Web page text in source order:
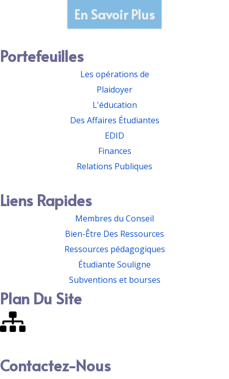
En Savoir Plus
Portefeuilles
Les opérations de
Plaidoyer
L'éducation
Des Affaires Étudiantes
EDID
Finances
Relations Publiques
Liens Rapides
Membres du Conseil
Bien-Être Des Ressources
Ressources pédagogiques
Étudiante Souligne
Subventions et bourses
Plan Du Site
Contactez-Nous